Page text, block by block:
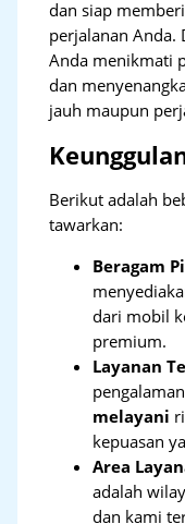
dan siap
perjalanan Anda.
Anda menikmati
dan
jauh maupun
Berikut adalah
tawarkan:
Beragam
dari mobil
premium.
Layanan
melayani
kepuasan
Area
adalah
dan kami